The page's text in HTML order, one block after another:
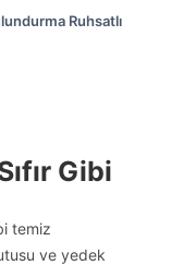
Ruhsatlı
Gibi
temiz
ve yedek